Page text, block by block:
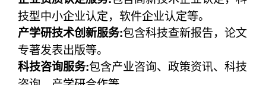
技型中小企业认定，软件企业认定等。
产学研技术创新服务:包含科技查新报告，论文
专著发表出版等。
科技咨询服务:包含产业咨询、政策资讯、科技